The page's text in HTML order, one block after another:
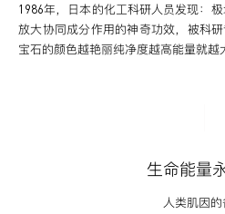
1986年，日本的化工科研人员发现：
放大协同成分作用的神奇功效，被科
宝石的颜色越艳丽纯净度越高能量就越
生命能量
人类肌因